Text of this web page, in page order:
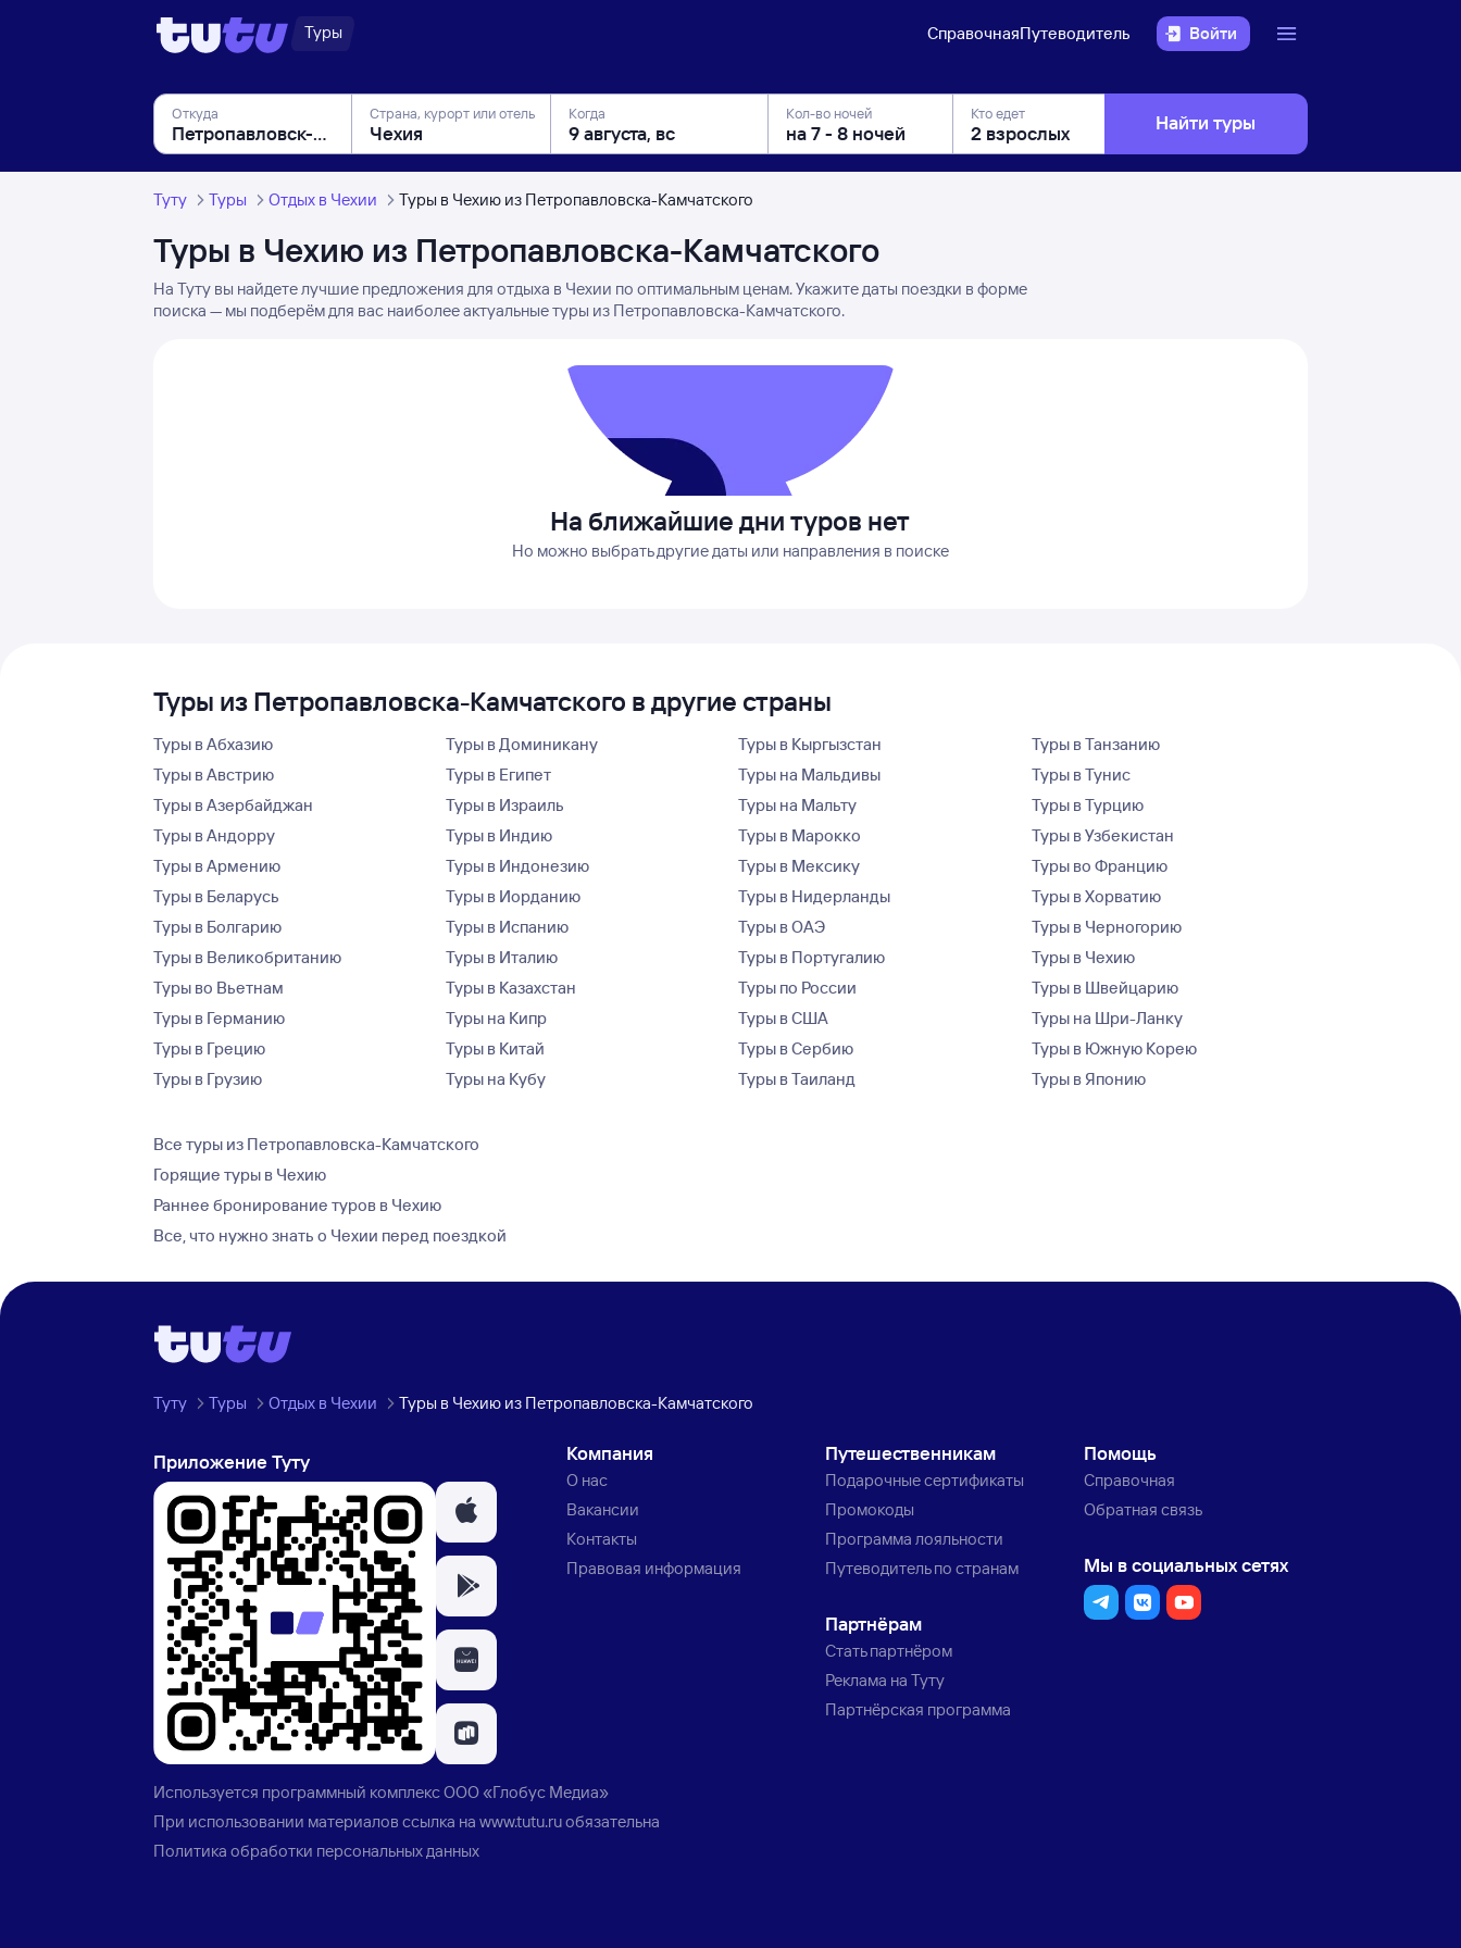
Туры СправочнаяПутеводитель Войти
Откуда Страна, курорт или отель Когда Кол-во ночей Кто едет Найти туры
Туту Туры Отдых в Чехии Туры в Чехию из Петропавловска-Камчатского
Туры в Чехию из Петропавловска-Камчатского
На Туту вы найдете лучшие предложения для отдыха в Чехии по оптимальным ценам. Укажите даты поездки в форме
поиска — мы подберём для вас наиболее актуальные туры из Петропавловска-Камчатского.
На ближайшие дни туров нет
Но можно выбрать другие даты или направления в поиске
Туры из Петропавловска-Камчатского в другие страны
Туры в Абхазию
Туры в Австрию
Туры в Азербайджан
Туры в Андорру
Туры в Армению
Туры в Беларусь
Туры в Болгарию
Туры в Великобританию
Туры во Вьетнам
Туры в Германию
Туры в Грецию
Туры в Грузию
Туры в Доминикану
Туры в Египет
Туры в Израиль
Туры в Индию
Туры в Индонезию
Туры в Иорданию
Туры в Испанию
Туры в Италию
Туры в Казахстан
Туры на Кипр
Туры в Китай
Туры на Кубу
Туры в Кыргызстан
Туры на Мальдивы
Туры на Мальту
Туры в Марокко
Туры в Мексику
Туры в Нидерланды
Туры в ОАЭ
Туры в Португалию
Туры по России
Туры в США
Туры в Сербию
Туры в Таиланд
Туры в Танзанию
Туры в Тунис
Туры в Турцию
Туры в Узбекистан
Туры во Францию
Туры в Хорватию
Туры в Черногорию
Туры в Чехию
Туры в Швейцарию
Туры на Шри-Ланку
Туры в Южную Корею
Туры в Японию
Все туры из Петропавловска-Камчатского
Горящие туры в Чехию
Раннее бронирование туров в Чехию
Все, что нужно знать о Чехии перед поездкой
Туту Туры Отдых в Чехии Туры в Чехию из Петропавловска-Камчатского
Приложение Туту Компания
О нас
Вакансии
Контакты
Правовая информация
Путешественникам
Подарочные сертификаты
Промокоды
Программа лояльности
Путеводитель по странам
Партнёрам
Стать партнёром
Реклама на Туту
Партнёрская программа
Помощь
Справочная
Обратная связь
Мы в социальных сетях
Используется программный комплексООО «Глобус Медиа»
При использовании материалов ссылка наwww.tutu.ruобязательна
Политика обработки персональных данных